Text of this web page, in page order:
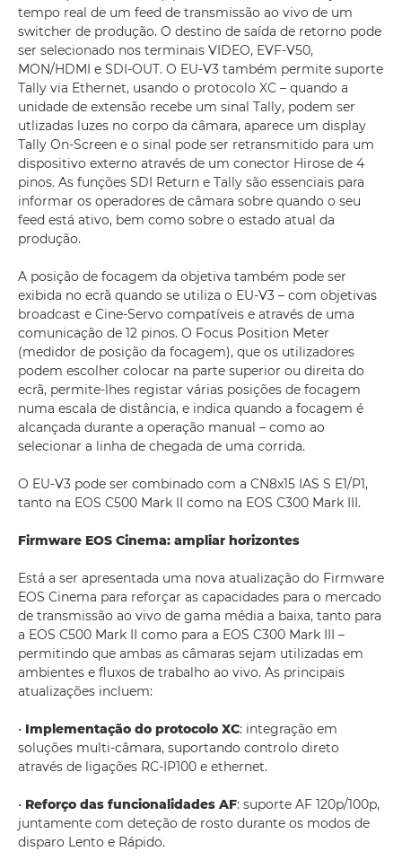
tempo real de um feed de transmissão ao vivo de um
switcher de produção. O destino de saída de retorno pode
ser selecionado nos terminais VIDEO, EVF-V50,
MON/HDMI e SDI-OUT. O EU-V3 também permite suporte
Tally via Ethernet, usando o protocolo XC – quando a
unidade de extensão recebe um sinal Tally, podem ser
utlizadas luzes no corpo da câmara, aparece um display
Tally On-Screen e o sinal pode ser retransmitido para um
dispositivo externo através de um conector Hirose de 4
pinos. As funções SDI Return e Tally são essenciais para
informar os operadores de câmara sobre quando o seu
feed está ativo, bem como sobre o estado atual da
produção.
A posição de focagem da objetiva também pode ser
exibida no ecrã quando se utiliza o EU-V3 – com objetivas
broadcast e Cine-Servo compatíveis e através de uma
comunicação de 12 pinos. O Focus Position Meter
(medidor de posição da focagem), que os utilizadores
podem escolher colocar na parte superior ou direita do
ecrã, permite-lhes registar várias posições de focagem
numa escala de distância, e indica quando a focagem é
alcançada durante a operação manual – como ao
selecionar a linha de chegada de uma corrida.
O EU-V3 pode ser combinado com a CN8x15 IAS S E1/P1,
tanto na EOS C500 Mark II como na EOS C300 Mark III.
Firmware EOS Cinema: ampliar horizontes
Está a ser apresentada uma nova atualização do Firmware
EOS Cinema para reforçar as capacidades para o mercado
de transmissão ao vivo de gama média a baixa, tanto para
a EOS C500 Mark II como para a EOS C300 Mark III –
permitindo que ambas as câmaras sejam utilizadas em
ambientes e fluxos de trabalho ao vivo. As principais
atualizações incluem:
• Implementação do protocolo XC: integração em
soluções multi-câmara, suportando controlo direto
através de ligações RC-IP100 e ethernet.
• Reforço das funcionalidades AF: suporte AF 120p/100p,
juntamente com deteção de rosto durante os modos de
disparo Lento e Rápido.